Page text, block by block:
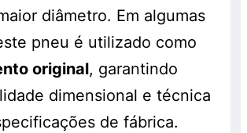
diâmetro. Em algumas
pneu é utilizado como
original, garantindo
dimensional e técnica
de fábrica.